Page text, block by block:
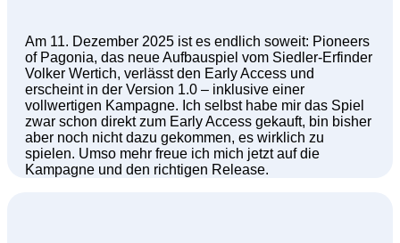
Am 11. Dezember 2025 ist es endlich soweit: Pioneers
of Pagonia, das neue Aufbauspiel vom Siedler-Erfinder
Volker Wertich, verlässt den Early Access und
erscheint in der Version 1.0 – inklusive einer
vollwertigen Kampagne. Ich selbst habe mir das Spiel
zwar schon direkt zum Early Access gekauft, bin bisher
aber noch nicht dazu gekommen, es wirklich zu
spielen. Umso mehr freue ich mich jetzt auf die
Kampagne und den richtigen Release.